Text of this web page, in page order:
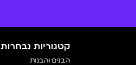
קטגוריות נבחרות
הבנים והבנות